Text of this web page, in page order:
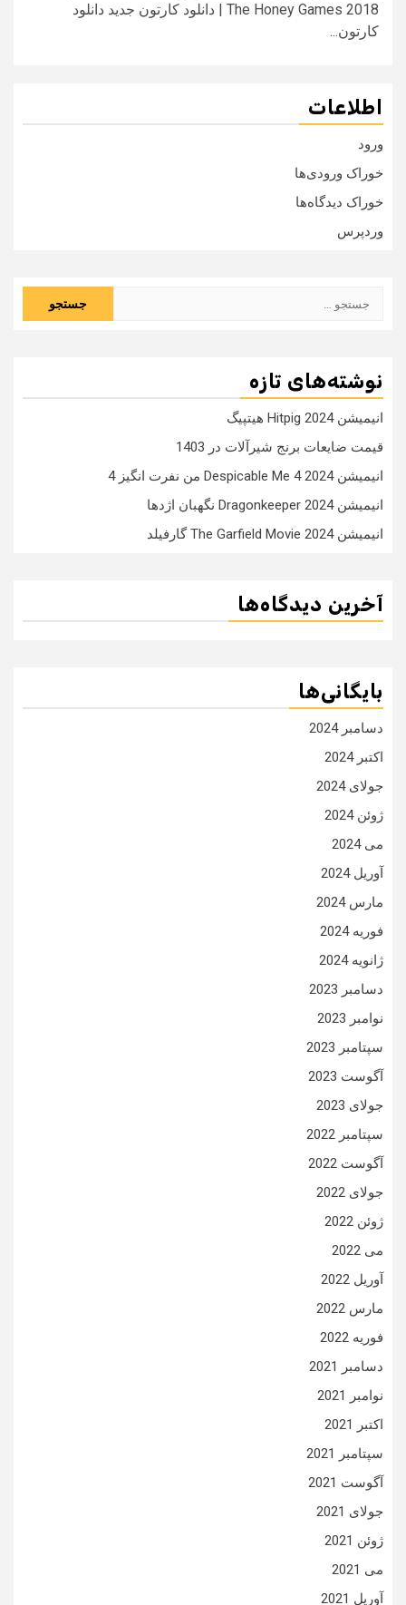
The Honey Games 2018 | دانلود کارتون جدید دانلود
کارتون...
اطلاعات
ورود
خوراک ورودی‌ها
خوراک دیدگاه‌ها
وردپرس
نوشته‌های تازه
انیمیشن Hitpig 2024 هیتپیگ
قیمت ضایعات برنج شیرآلات در 1403
انیمیشن Despicable Me 4 2024 من نفرت انگیز 4
انیمیشن Dragonkeeper 2024 نگهبان اژدها
انیمیشن The Garfield Movie 2024 گارفیلد
آخرین دیدگاه‌ها
بایگانی‌ها
دسامبر 2024
اکتبر 2024
جولای 2024
ژوئن 2024
می 2024
آوریل 2024
مارس 2024
فوریه 2024
ژانویه 2024
دسامبر 2023
نوامبر 2023
سپتامبر 2023
آگوست 2023
جولای 2023
سپتامبر 2022
آگوست 2022
جولای 2022
ژوئن 2022
می 2022
آوریل 2022
مارس 2022
فوریه 2022
دسامبر 2021
نوامبر 2021
اکتبر 2021
سپتامبر 2021
آگوست 2021
جولای 2021
ژوئن 2021
می 2021
آوریل 2021